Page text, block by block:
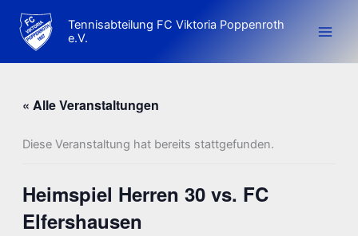
Inhalt
springen
Tennisabteilung FC Viktoria Poppenroth
e.V.
« Alle Veranstaltungen
Diese Veranstaltung hat bereits stattgefunden.
Heimspiel Herren 30 vs. FC
Elfershausen